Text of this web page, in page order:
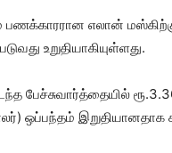
எலான்
உறுதியாகியுள்ளது.
பேச்சுவார்த்தையில்
ஒப்பந்தம் இறுதியானதாக